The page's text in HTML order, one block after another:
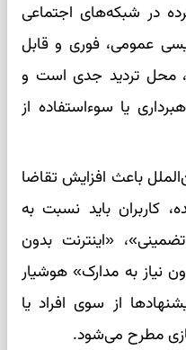
در شبکه‌های اجتماعی
عمومی، فوری و قابل
محل تردید جدی است و
یا سوءاستفاده از
باعث افزایش تقاضا
کاربران باید نسبت به
«اینترنت بدون
نیاز به مدارک» هوشیار
از سوی افراد یا
مطرح می‌شود.